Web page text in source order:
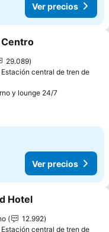
Ver precios
a favoritos
29.089
central de tren de
y lounge 24/7
Ver precios
a favoritos
Hotel
12.992
central de tren de